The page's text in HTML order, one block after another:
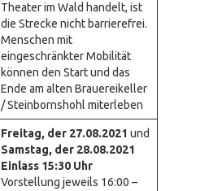
Theater im Wald handelt, ist
die Strecke nicht barrierefrei.
Menschen mit
eingeschränkter Mobilität
können den Start und das
Ende am alten Brauereikeller
/ Steinbornshohl miterleben
Freitag, der 27.08.2021 und
Samstag, der 28.08.2021
Einlass 15:30 Uhr
Vorstellung jeweils 16:00 –